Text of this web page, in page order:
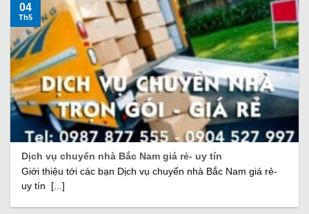
Dịch vụ chuyển nhà Bắc Nam giá rẻ- uy tín
Giới thiệu tới các bạn Dịch vụ chuyển nhà Bắc Nam giá rẻ-
uy tín [...]
04
Th5